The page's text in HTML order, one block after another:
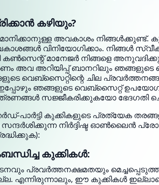
കഴിയും?
അവകാശം നിങ്ങൾക്കുണ്ട്.
വിനിയോഗിക്കാം. നിങ്ങൾ
കൺസെന്റ് മാനേജർ നിങ്ങളെ
അവ അറിയിപ്പ് ബാനറിലും
വെബ്‌സൈറ്റിന്റെ ചില
ഇപ്പോഴും ഞങ്ങളുടെ വെബ്‌സൈറ്റ്
സജ്ജീകരിക്കുകയോ
പാർട്ടി കുക്കികളുടെ പ്രത്യേക
സന്ദർശിക്കുന്ന നിർദ്ദിഷ്ട ഓൺലൈൻ
കുക്കികൾ:
പ്രവർത്തനക്ഷമതയും
ഈ കുക്കികൾ